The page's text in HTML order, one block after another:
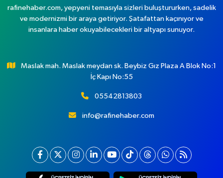
rafinehaber.com, yepyeni temasıyla sizleri buluştururken, sadelik
ve modernizmi bir araya getiriyor. Şatafattan kaçınıyor ve
insanlara haber okuyabilecekleri bir altyapı sunuyor.
Maslak mah. Maslak meydan sk. Beybiz Gız Plaza A Blok No:1
İç Kapı No:55
05542813803
info@rafinehaber.com